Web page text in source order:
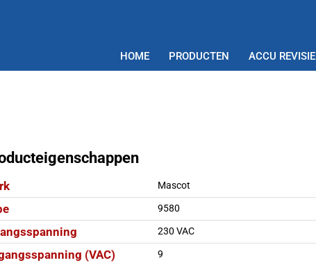
HOME PRODUCTEN ACCU REVISIE
Mascot
9580
230 VAC
(VAC) 9